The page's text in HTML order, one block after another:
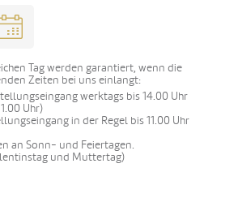
Tag werden garantiert, wenn die
Zeiten bei uns einlangt:
werktags bis 14.00 Uhr
Uhr)
in der Regel bis 11.00 Uhr
an Sonn- und Feiertagen.
und Muttertag)